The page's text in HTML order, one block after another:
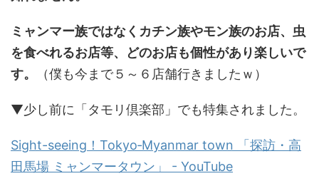
ミャンマー族ではなくカチン族やモン族のお店、虫
を食べれるお店等、どのお店も個性があり楽しいで
す。
（僕も今まで５～６店舗行きましたｗ）
▼少し前に「タモリ倶楽部」でも特集されました。
Sight-seeing！Tokyo‐Myanmar town 「探訪・高
田馬場 ミャンマータウン」 - YouTube